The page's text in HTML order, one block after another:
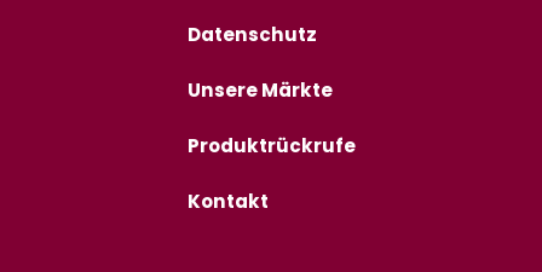
Datenschutz
Unsere Märkte
Produktrückrufe
Kontakt